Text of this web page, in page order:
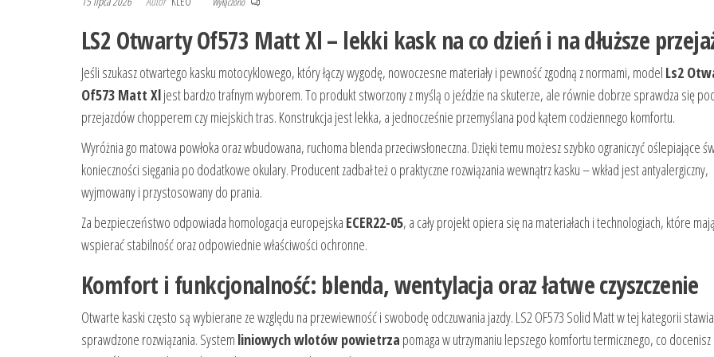
LS2 Otwarty Of573 Matt Xl – lekki kask na co dzień i na dłuższe
Jeśli szukasz otwartego kasku motocyklowego, który łączy wygodę, nowoczesne materiały i pewność zgodną z normami, model Ls2
Of573 Matt Xljest bardzo trafnym wyborem. To produkt stworzony z myślą o jeździe na skuterze, ale równie dobrze sprawdza się
przejazdów chopperem czy miejskich tras. Konstrukcja jest lekka, a jednocześnie przemyślana pod kątem codziennego komfortu.
Wyróżnia go matowa powłoka oraz wbudowana, ruchoma blenda przeciwsłoneczna. Dzięki temu możesz szybko ograniczyć oślepiające
konieczności sięgania po dodatkowe okulary. Producent zadbał też o praktyczne rozwiązania wewnątrz kasku – wkład jest antyalergiczny,
wyjmowany i przystosowany do prania.
Za bezpieczeństwo odpowiada homologacja europejska ECER22-05, a cały projekt opiera się na materiałach i technologiach, które
wspierać stabilność oraz odpowiednie właściwości ochronne.
Komfort i funkcjonalność: blenda, wentylacja oraz łatwe czyszczenie
Otwarte kaski często są wybierane ze względu na przewiewność i swobodę odczuwania jazdy. LS2 OF573 Solid Matt w tej kategorii
sprawdzone rozwiązania. System liniowych wlotów powietrza pomaga w utrzymaniu lepszego komfortu termicznego, co docenisz